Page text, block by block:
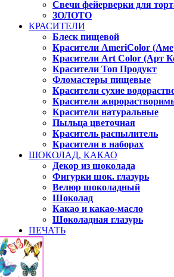
Свечи фейерверки для
ЗОЛОТО
КРАСИТЕЛИ
Блеск пищевой
Красители AmeriColor
Красители Art Color (Арт
Красители Топ Продукт
Фломастеры пищевые
Красители сухие
Красители
Красители натуральные
Пыльца цветочная
Краситель распылитель
Красители в наборах
ШОКОЛАД, КАКАО
Декор из шоколада
Фигурки шок. глазурь
Велюр шоколадный
Шоколад
Какао и какао-масло
Шоколадная глазурь
ПЕЧАТЬ